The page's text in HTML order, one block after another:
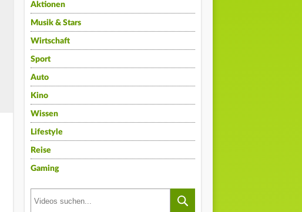
Aktionen
Musik & Stars
Wirtschaft
Sport
Auto
Kino
Wissen
Lifestyle
Reise
Gaming